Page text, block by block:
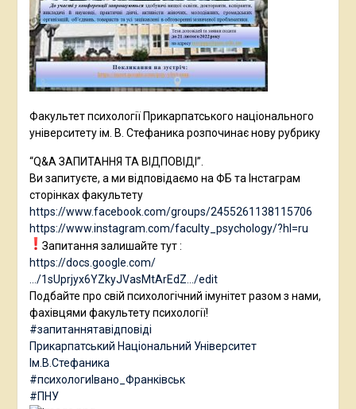
Факультет психології Прикарпатського національного
університету ім. В. Стефаника розпочинає нову рубрику
“Q&A ЗАПИТАННЯ ТА ВІДПОВІДІ”.
Ви запитуєте, а ми відповідаємо на ФБ та Інстаграм
сторінках факультету
https://www.facebook.com/groups/2455261138115706
https://www.instagram.com/faculty_psychology/?hl=ru
Запитання залишайте тут :
https://docs.google.com/
…/1sUprjyx6YZkyJVasMtArEdZ…/edit
Подбайте про свій психологічний імунітет разом з нами,
фахівцями факультету психології!
#запитаннятавідповіді
Прикарпатський Національний Університет
Ім.В.Стефаника
#психологиІвано_Франківськ
#ПНУ